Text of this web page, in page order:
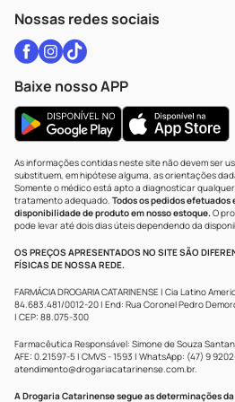
Nossas redes sociais
Baixe nosso APP
As informações contidas neste site não devem ser
substituem, em hipótese alguma, as orientações
Somente o médico está apto a diagnosticar
tratamento adequado. Todos os pedidos
disponibilidade de produto em nosso estoque.O
pode levar até dois dias úteis dependendo da
OS PREÇOS APRESENTADOS NO SITE SÃO
FÍSICAS DE NOSSA REDE.
FARMÁCIA DROGARIA CATARINENSE | Cia Latino
84.683.481/0012-20 | End: Rua Coronel Pedro
| CEP: 88.075-300
Farmacêutica Responsável: Simone de Souza
AFE: 0.21597-5 | CMVS - 1593 | WhatsApp: (47) 9
atendimento@drogariacatarinense.com.br.
A Drogaria Catarinense segue as determinações